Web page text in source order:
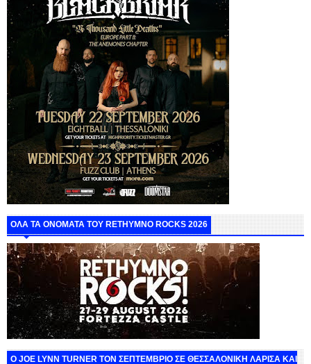
ΟΛΑ ΤΑ ΟΝΟΜΑΤΑ ΤΟΥ RETHYMNO ROCKS 2026
O JOE LYNN TURNER ΤΟΝ ΣΕΠΤΕΜΒΡΙΟ ΣΕ ΘΕΣΣΑΛΟΝΙΚΗ ΛΑΡΙΣΑ ΚΑΙ